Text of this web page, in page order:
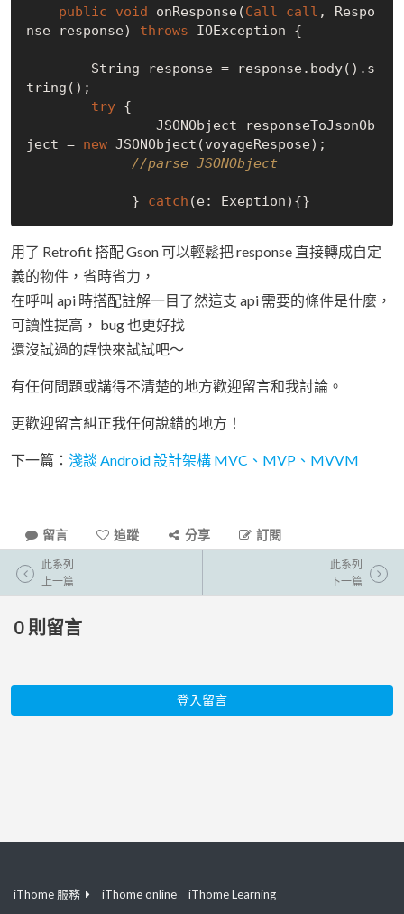
public
void onResponse(Call call , Respo
nse response) throws IOException {
tring();
try {
ject = new JSONObject(voyageRespose);
//parse JSONObject
             }
catch
用了 Retrofit 搭配 Gson 可以輕鬆把 response 直接轉成自定
義的物件，省時省力，
在呼叫 api 時搭配註解一目了然這支 api 需要的條件是什麼，
可讀性提高， bug 也更好找
還沒試過的趕快來試試吧～
有任何問題或講得不清楚的地方歡迎留言和我討論。
更歡迎留言糾正我任何說錯的地方！
下一篇： 淺談 Android 設計架構 MVC、MVP、MVVM
留言 追蹤 分享 訂閱
此系列
上一篇
此系列
下一篇
0 則留言
登入留言
iThome 服務 iThome online
iThome Learning